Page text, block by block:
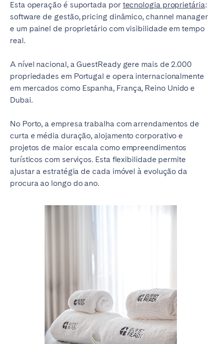
Esta operação é suportada por tecnologia proprietária:
software de gestão, pricing dinâmico, channel manager
e um painel de proprietário com visibilidade em tempo
real.
A nível nacional, a GuestReady gere mais de 2.000
propriedades em Portugal e opera internacionalmente
em mercados como Espanha, França, Reino Unido e
Dubai.
No Porto, a empresa trabalha com arrendamentos de
curta e média duração, alojamento corporativo e
projetos de maior escala como empreendimentos
turísticos com serviços. Esta flexibilidade permite
ajustar a estratégia de cada imóvel à evolução da
procura ao longo do ano.